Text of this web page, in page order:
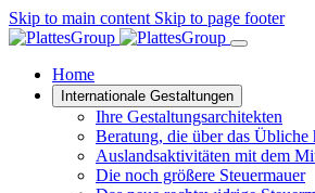
Skip to main content Skip to page footer
Home
Internationale Gestaltungen
Ihre Gestaltungsarchitekten
Beratung, die über das Übliche
Auslandsaktivitäten mit dem
Die noch größere Steuermauer